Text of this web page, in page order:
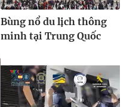
Bùng nổ du lịch thông
minh tại Trung Quốc